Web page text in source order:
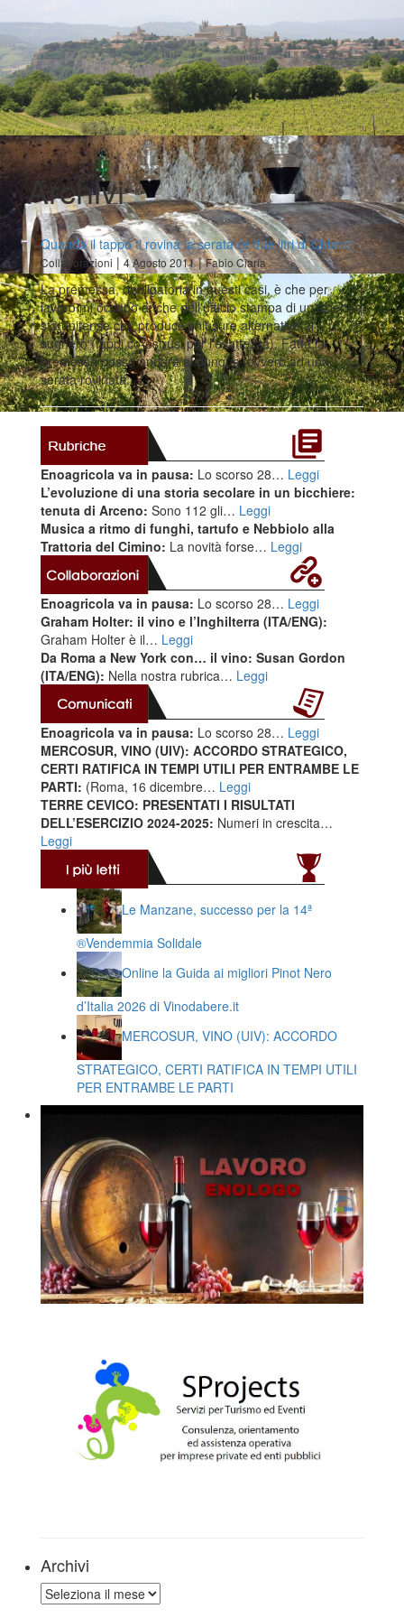
Archivi
Quando il tappo ti rovina la serata (e due litri di Chianti)
Collaborazioni |4 Agosto 2011|Fabio Ciarla
La premessa, obbligatoria in questi casi, è che per
lavoro mi occupo anche dell'ufficio stampa di un'azienda
statunitense che produce chiusure alternative al
sughero (tappi co-estrusi per l'esattezza). Fatta la
premessa posso andare al dunque, ovvero ad una
serata rovinata…
Enoagricola va in pausa: Lo scorso 28… Leggi
L’evoluzione di una storia secolare in un bicchiere:
tenuta di Arceno: Sono 112 gli… Leggi
Musica a ritmo di funghi, tartufo e Nebbiolo alla
Trattoria del Cimino: La novità forse… Leggi
Enoagricola va in pausa: Lo scorso 28… Leggi
Graham Holter: il vino e l’Inghilterra (ITA/ENG):
Graham Holter è il… Leggi
Da Roma a New York con… il vino: Susan Gordon
(ITA/ENG): Nella nostra rubrica… Leggi
Enoagricola va in pausa: Lo scorso 28… Leggi
MERCOSUR, VINO (UIV): ACCORDO STRATEGICO,
CERTI RATIFICA IN TEMPI UTILI PER ENTRAMBE LE
PARTI: (Roma, 16 dicembre… Leggi
TERRE CEVICO: PRESENTATI I RISULTATI
DELL’ESERCIZIO 2024-2025: Numeri in crescita…
Leggi
Le Manzane, successo per la 14ª
®️Vendemmia Solidale
Online la Guida ai migliori Pinot Nero
d’Italia 2026 di Vinodabere.it
MERCOSUR, VINO (UIV): ACCORDO
STRATEGICO, CERTI RATIFICA IN TEMPI UTILI
PER ENTRAMBE LE PARTI
Archivi
Archivi